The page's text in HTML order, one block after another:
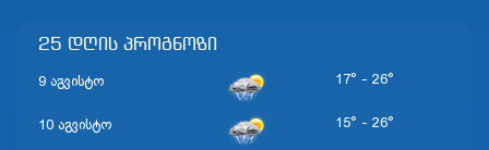
25 დღის პროგნოზი
9 აგვისტო 17° - 26°
10 აგვისტო 15° - 26°